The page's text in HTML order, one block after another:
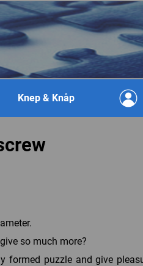
Knep & Knåp
so much more?
formed puzzle and give